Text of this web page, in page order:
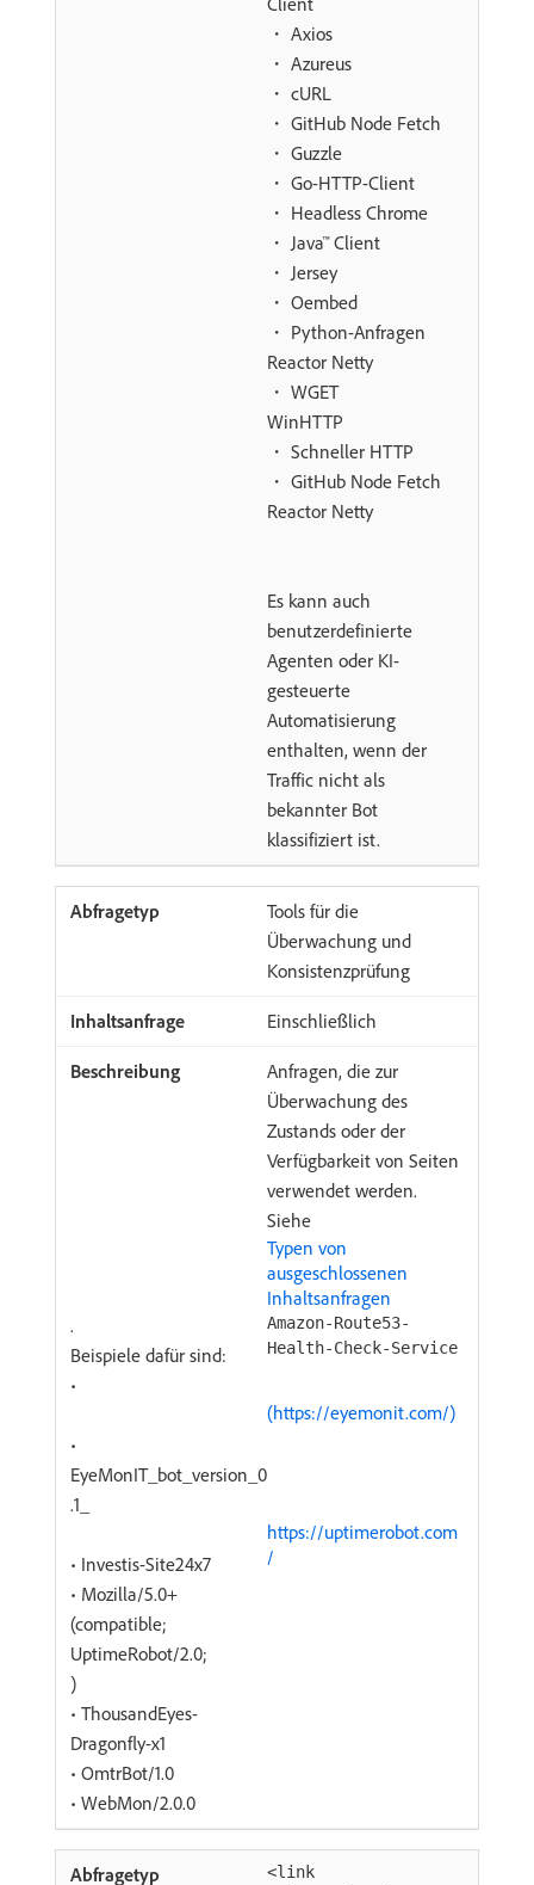
・ Axios
・ Azureus
・ cURL
・ GitHub Node Fetch
・ Guzzle
・ Go-HTTP-Client
・ Headless Chrome
・ Java™ Client
・ Jersey
・ Oembed
・ Python-Anfragen
Reactor Netty
・ WGET
WinHTTP
・ Schneller HTTP
・ GitHub Node Fetch
Reactor Netty
Es kann auch
benutzerdefinierte
Agenten oder KI-
gesteuerte
Automatisierung
enthalten, wenn der
Traffic nicht als
bekannter Bot
klassifiziert ist.
Tools für die
Überwachung und
Konsistenzprüfung
Einschließlich
Anfragen, die zur
Überwachung des
Zustands oder der
Verfügbarkeit von Seiten
verwendet werden.
Siehe
Typen von
ausgeschlossenen
Inhaltsanfragen
.
Beispiele dafür sind:
•
Amazon-Route53-
Health-Check-Service
•
EyeMonIT_bot_version_0
.1_
(https://eyemonit.com/)
• Investis-Site24x7
• Mozilla/5.0+
(compatible;
UptimeRobot/2.0;
https://uptimerobot.com
/
)
• ThousandEyes-
Dragonfly-x1
• OmtrBot/1.0
• WebMon/2.0.0
<link